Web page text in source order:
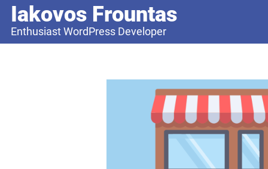
Iakovos Frountas
Enthusiast WordPress Developer